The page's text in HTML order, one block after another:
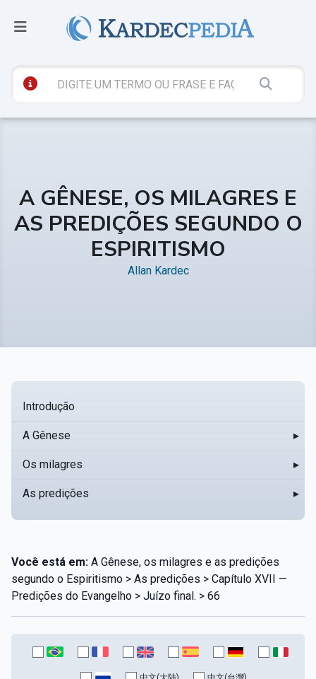
A GÊNESE, OS MILAGRES E
AS PREDIÇÕES SEGUNDO O
ESPIRITISMO
Allan Kardec
Introdução
A Gênese ▸
Os milagres ▸
As predições ▸
Você está em: A Gênese, os milagres e as predições
segundo o Espiritismo > As predições > Capítulo XVII —
Predições do Evangelho > Juízo final. > 66